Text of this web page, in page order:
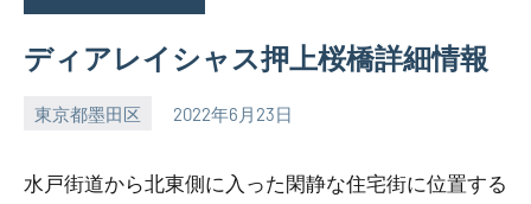
ディアレイシャス押上桜橋詳細情報
東京都墨田区 2022年6月23日
SEZIMO
水戸街道から北東側に入った閑静な住宅街に位置する